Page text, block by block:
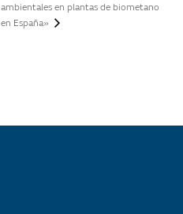
ambientales en plantas de biometano
en España»